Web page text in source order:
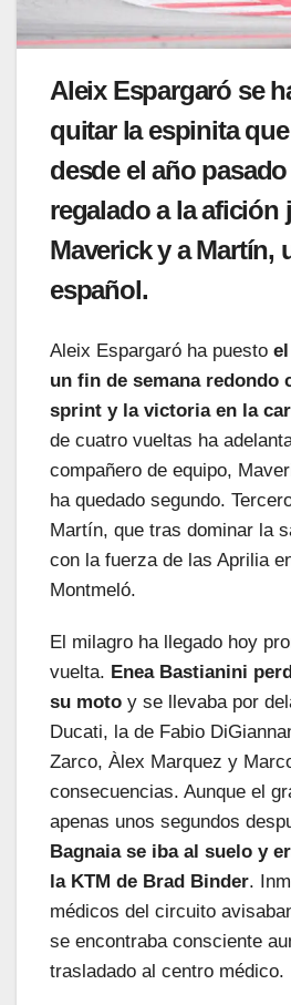
Aleix Espargaró se
quitar la espinita
desde el año
regalado a la afición
Maverick y a Martín,
español.
Aleix Espargaró ha puesto
un fin de semana redondo
sprint y la victoria en la
de cuatro vueltas ha
compañero de equipo,
ha quedado segundo.
Martín, que tras dominar la
con la fuerza de las Aprilia
Montmeló.
El milagro ha llegado hoy
vuelta. Enea Bastianini
su moto y se llevaba por
Ducati, la de Fabio
Zarco, Àlex Marquez y
consecuencias. Aunque el
apenas unos segundos
Bagnaia se iba al suelo y
la KTM de Brad Binder.
médicos del circuito
se encontraba consciente
trasladado al centro médico.